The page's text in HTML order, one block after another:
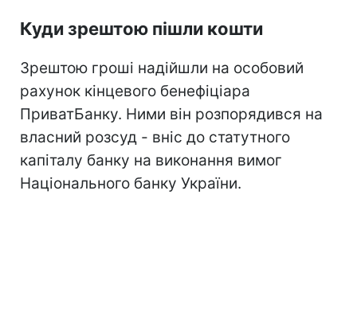
Куди зрештою пішли кошти
Зрештою гроші надійшли на особовий
рахунок кінцевого бенефіціара
ПриватБанку. Ними він розпорядився на
власний розсуд - вніс до статутного
капіталу банку на виконання вимог
Національного банку України.